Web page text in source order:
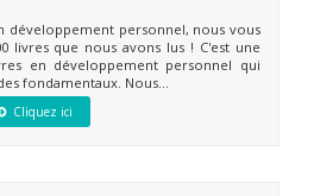
développement personnel, nous vous
livres que nous avons lus ! C'est une
en développement personnel qui
fondamentaux. Nous...
Cliquez ici